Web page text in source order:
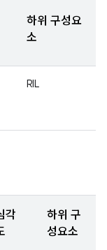
하위 구성요
소
RIL
각
하위 구
성요소